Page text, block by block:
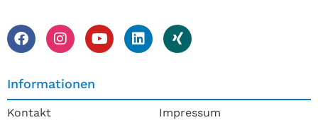
Informationen
Kontakt
Impressum